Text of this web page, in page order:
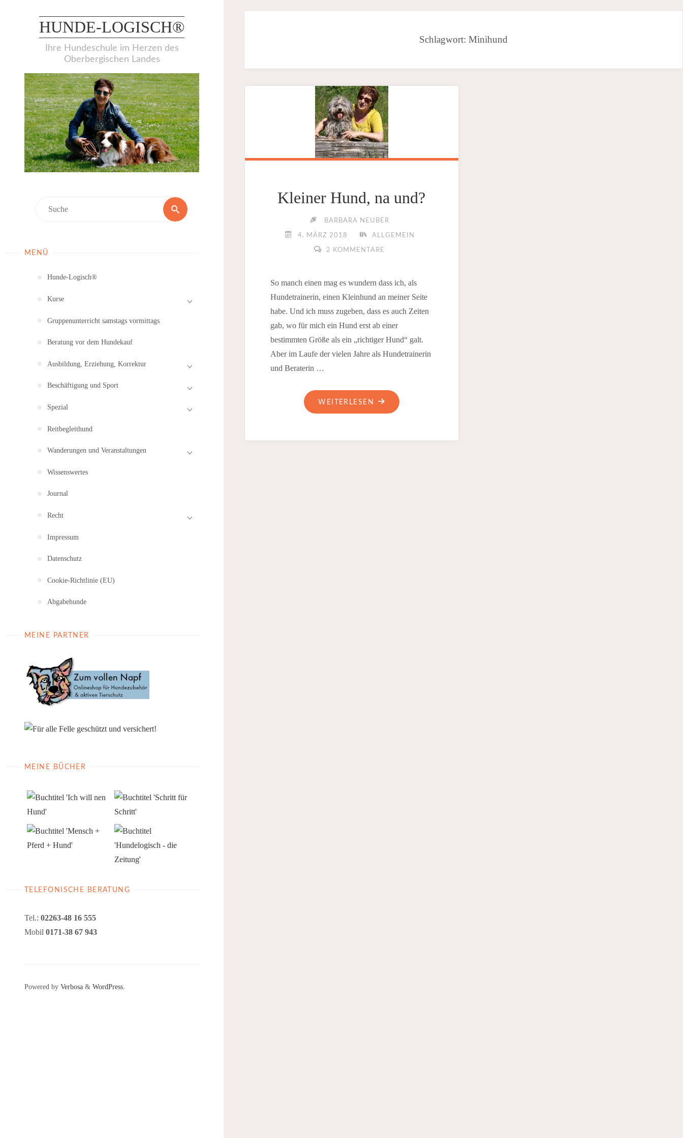
HUNDE-LOGISCH®
Ihre Hundeschule im Herzen des
Oberbergischen Landes
Suche
MENÜ
Hunde-Logisch®
Kurse
Gruppenunterricht samstags vormittags
Beratung vor dem Hundekauf
Ausbildung, Erziehung, Korrektur
Beschäftigung und Sport
Spezial
Reitbegleithund
Wanderungen und Veranstaltungen
Wissenswertes
Journal
Recht
Impressum
Datenschutz
Cookie-Richtlinie (EU)
Abgabehunde
MEINE PARTNER
MEINE BÜCHER
TELEFONISCHE BERATUNG
Tel.: 02263-48 16 555
Mobil 0171-38 67 943
Powered by Verbosa & WordPress
Schlagwort:Minihund
Kleiner Hund, na und?
BARBARA NEUBER
4. MÄRZ 2018 ALLGEMEIN
2 KOMMENTARE
So manch einen mag es wundern dass ich, als
Hundetrainerin, einen Kleinhund an meiner Seite
habe. Und ich muss zugeben, dass es auch Zeiten
gab, wo für mich ein Hund erst ab einer
bestimmten Größe als ein „richtiger Hund“ galt.
Aber im Laufe der vielen Jahre als Hundetrainerin
und Beraterin …
WEITERLESEN
"KLEINER
HUND,